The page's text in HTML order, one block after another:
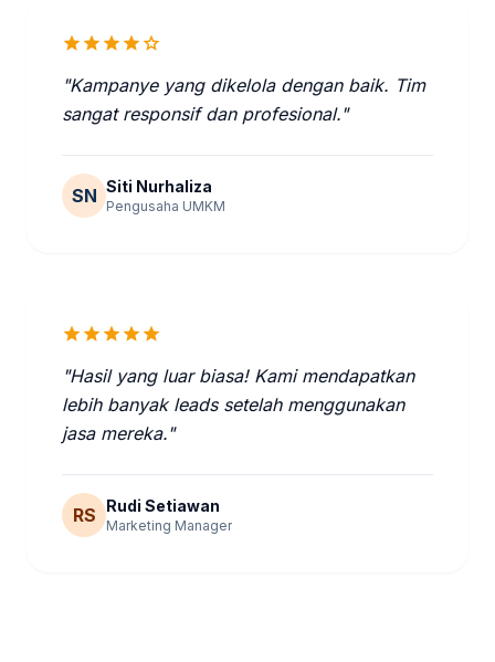
starstarstarstarstar
"Kampanye yang dikelola dengan baik. Tim
sangat responsif dan profesional."
SN Siti Nurhaliza
Pengusaha UMKM
starstarstarstarstar
"Hasil yang luar biasa! Kami mendapatkan
lebih banyak leads setelah menggunakan
jasa mereka."
RS Rudi Setiawan
Marketing Manager